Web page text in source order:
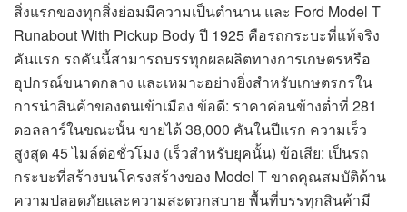
สิ่งแรกของทุกสิ่งย่อมมีความเป็นตำนาน และ Ford Model T
Runabout With Pickup Body ปี 1925 คือรถกระบะที่แท้จริง
คันแรก รถคันนี้สามารถบรรทุกผลผลิตทางการเกษตรหรือ
อุปกรณ์ขนาดกลาง และเหมาะอย่างยิ่งสำหรับเกษตรกรใน
การนำสินค้าของตนเข้าเมือง ข้อดี: ราคาค่อนข้างต่ำที่ 281
ดอลลาร์ในขณะนั้น ขายได้ 38,000 คันในปีแรก ความเร็ว
สูงสุด 45 ไมล์ต่อชั่วโมง (เร็วสำหรับยุคนั้น) ข้อเสีย: เป็นรถ
กระบะที่สร้างบนโครงสร้างของ Model T ขาดคุณสมบัติด้าน
ความปลอดภัยและความสะดวกสบาย พื้นที่บรรทุกสินค้ามี